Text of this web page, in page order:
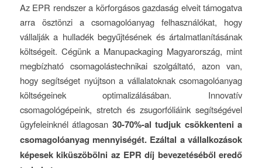
Az EPR rendszer a körforgásos gazdaság elveit támogatva
arra ösztönzi a csomagolóanyag felhasználókat, hogy
vállalják a hulladék begyűjtésének és ártalmatlanításának
költségeit. Cégünk a Manupackaging Magyarország, mint
megbízható csomagolástechnikai szolgáltató, azon van,
hogy segítséget nyújtson a vállalatoknak csomagolóanyag
költségeinek optimalizálásában. Innovatív
csomagológépeink, stretch és zsugorfóliáink segítségével
ügyfeleinknél átlagosan 30-70%-al tudjuk csökkenteni a
csomagolóanyag mennyiségét. Ezáltal a vállalkozások
képesek kiküszöbölni az EPR díj bevezetéséből eredő